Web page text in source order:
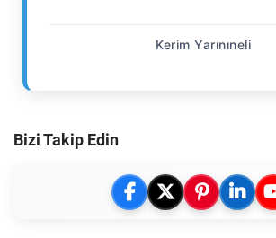
Kerim Yarınıneli
Bizi Takip Edin